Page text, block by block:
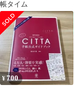
帳タイム
¥700